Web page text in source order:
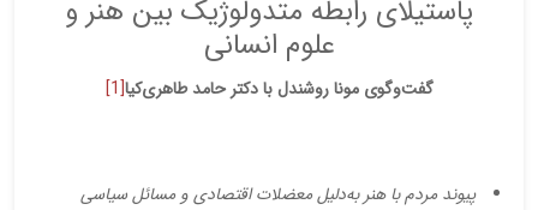
پاستیلای رابطه متدولوژیک بین هنر و
علوم انسانی
گفت‌وگوی مونا روشندل با دکتر حامد طاهری‌کیا[1]
پیوند مردم با هنر به‌دلیل معضلات اقتصادی و مسائل سیاسی